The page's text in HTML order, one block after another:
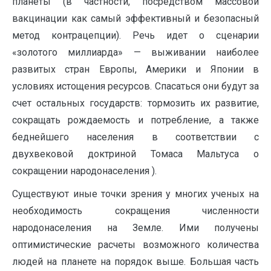
вакцинации как самый эффективный и безопасный
метод контрацепции). Речь идет о сценарии
«золотого миллиарда» — выживании наиболее
развитых стран Европы, Америки и Японии в
условиях истощения ресурсов. Спасаться они будут за
счет остальных государств: тормозить их развитие,
сокращать рождаемость и потребление, а также
беднейшего населения в соответствии с
двухвековой доктриной Томаса Мальтуса о
сокращении народонаселения ).
Существуют иные точки зрения у многих ученых на
необходимость сокращения численности
народонаселения на Земле. Ими получены
оптимистические расчеты возможного количества
людей на планете на порядок выше. Большая часть